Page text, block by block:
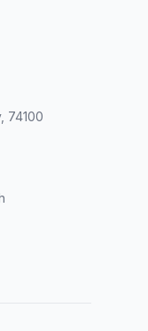
74100